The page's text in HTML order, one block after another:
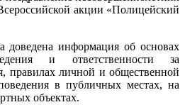
акции «Полицейский
доведена информация об основах
и ответственности за
правилах личной и общественной
в публичных местах, на
объектах.